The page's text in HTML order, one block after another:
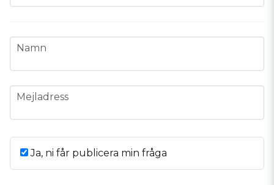
name
Namn
email
Mejladress
Ja, ni får publicera min fråga